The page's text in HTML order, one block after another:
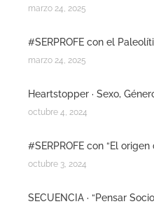
marzo 24, 2025
#SERPROFE con el
marzo 24, 2025
Heartstopper · Sexo,
octubre 4, 2024
#SERPROFE con “El origen
octubre 3, 2024
SECUENCIA · “Pensar